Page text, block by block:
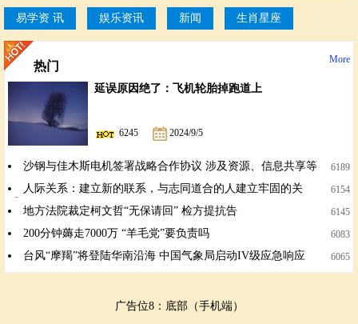
易学资 讯 娱乐资讯 新闻 生肖星座
热门 More
延误原因绝了：飞机轮胎掉跑道上
6245 2024/9/5
沙钢与佳木斯电机签署战略合作协议 涉及资源、信息共享等 6189
人际关系：建立新的联系，与志同道合的人建立牢固的关
系。
6154
地方法院裁定柯文哲“无保请回” 检方提抗告 6145
200分钟薅走7000万 “羊毛党”要负责吗 6083
台风“摩羯”将登陆华南沿海 中国气象局启动IV级应急响应 6065
广告位8：底部（手机端）